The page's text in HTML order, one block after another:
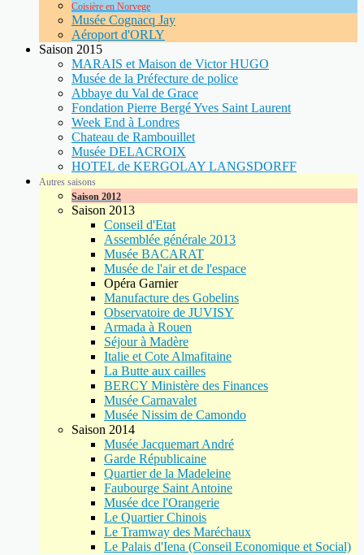
Coisière en Norvege
Musée Cognacq Jay
Aéroport d'ORLY
Saison 2015
MARAIS et Maison de Victor HUGO
Musée de la Préfecture de police
Abbaye du Val de Grace
Fondation Pierre Bergé Yves Saint Laurent
Week End à Londres
Chateau de Rambouillet
Musée DELACROIX
HOTEL de KERGOLAY LANGSDORFF
Autres saisons
Saison 2012
Saison 2013
Conseil d'Etat
Assemblée générale 2013
Musée BACARAT
Musée de l'air et de l'espace
Opéra Garnier
Manufacture des Gobelins
Observatoire de JUVISY
Armada à Rouen
Séjour à Madère
Italie et Cote Almafitaine
La Butte aux cailles
BERCY Ministère des Finances
Musée Carnavalet
Musée Nissim de Camondo
Saison 2014
Musée Jacquemart André
Garde Républicaine
Quartier de la Madeleine
Faubourge Saint Antoine
Musée dce l'Orangerie
Le Quartier Chinois
Le Tramway des Maréchaux
Le Palais d'Iena (Conseil Economique et Social)